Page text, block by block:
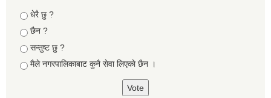
Choices
धेरै छु ?
छैन ?
सन्तुष्ट छु ?
मैले नगरपालिकाबाट कुनै सेवा लिएकाे छैन ।